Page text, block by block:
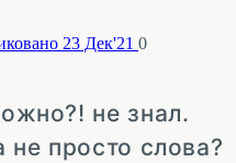
23 Дек'21 0
не знал.
не просто слова?